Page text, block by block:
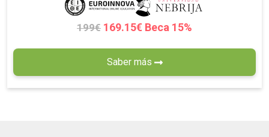
199€ 169.15€ Beca 15%
Saber más